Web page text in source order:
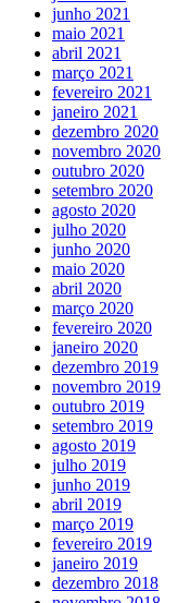
junho 2021
maio 2021
abril 2021
março 2021
fevereiro 2021
janeiro 2021
dezembro 2020
novembro 2020
outubro 2020
setembro 2020
agosto 2020
julho 2020
junho 2020
maio 2020
abril 2020
março 2020
fevereiro 2020
janeiro 2020
dezembro 2019
novembro 2019
outubro 2019
setembro 2019
agosto 2019
julho 2019
junho 2019
abril 2019
março 2019
fevereiro 2019
janeiro 2019
dezembro 2018